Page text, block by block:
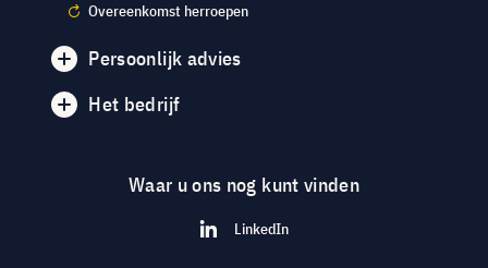
Overeenkomst herroepen
Persoonlijk advies
Het bedrijf
Waar u ons nog kunt vinden
LinkedIn